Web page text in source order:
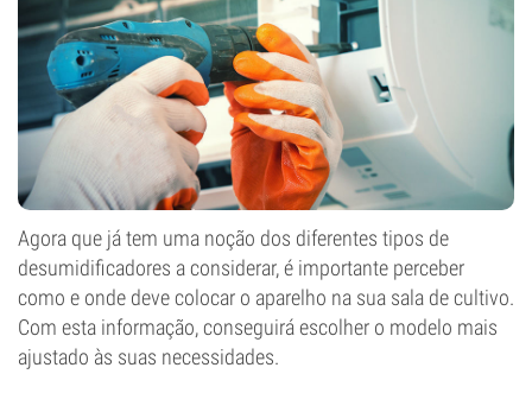
Agora que já tem uma noção dos diferentes tipos de
desumidificadores a considerar, é importante perceber
como e onde deve colocar o aparelho na sua sala de cultivo.
Com esta informação, conseguirá escolher o modelo mais
ajustado às suas necessidades.